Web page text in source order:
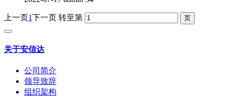
上一页 1 下一页 转至第
关于安信达
公司简介
领导致辞
组织架构